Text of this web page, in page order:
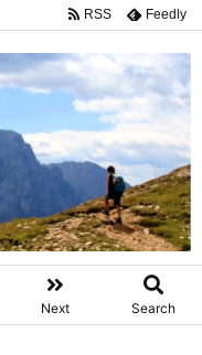
Next Search
RSS Feedly